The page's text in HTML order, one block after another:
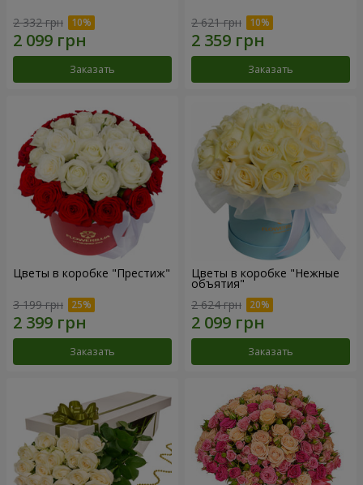
2 332 грн
Заказать
2 621 грн
Заказать
Цветы в коробке "Престиж"
3 199 грн
Заказать
Цветы в коробке "Нежные
объятия"
2 624 грн
Заказать